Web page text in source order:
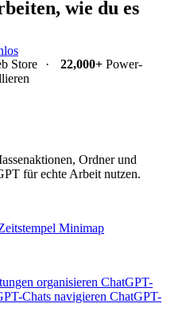
wie du es
Store · 22,000+Power-
Ordner und
für echte Arbeit nutzen.
Minimap
organisieren ChatGPT-
Chats navigieren ChatGPT-